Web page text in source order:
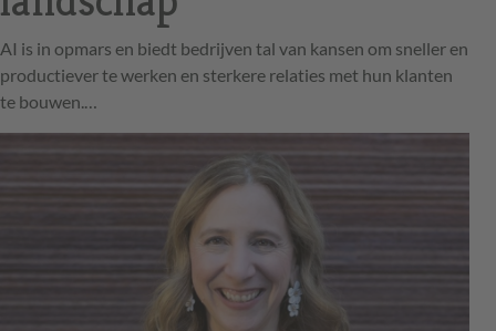
AI is in opmars en biedt bedrijven tal van kansen om sneller en
productiever te werken en sterkere relaties met hun klanten
te bouwen.…